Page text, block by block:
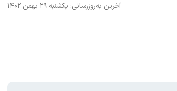
آخرین به‌روزرسانی: یکشنبه ۲۹ بهمن ۱۴۰۲